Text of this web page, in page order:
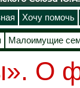
Хочу помочь
Малоимущие
О